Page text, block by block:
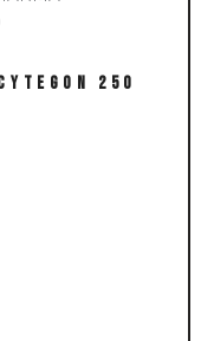
Cytegon 250